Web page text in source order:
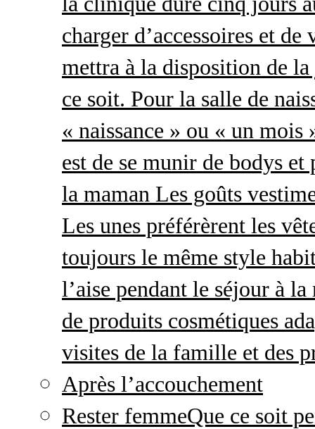
charger d’accessoires et
mettra à la disposition de
ce soit. Pour la salle de
« naissance » ou « un
est de se munir de bodys
la maman Les goûts
Les unes préférèrent les
toujours le même style
l’aise pendant le séjour à
de produits cosmétiques
visites de la famille et des
Après l’accouchement
Rester femmeQue ce soit